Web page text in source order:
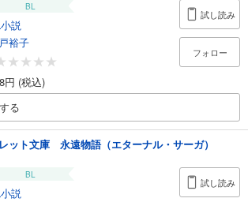
BL
説
裕子
円 (税込)
試し読み
フォロー
る
ット文庫 永遠物語（エターナル・サーガ）
BL
説
試し読み